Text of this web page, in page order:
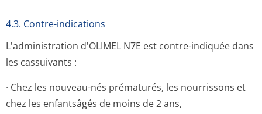
4.3. Contre-indications
L'administration d'OLIMEL N7E est contre-indiquée dans
les cassuivants :
· Chez les nouveau-nés prématurés, les nourrissons et
chez les enfantsâgés de moins de 2 ans,